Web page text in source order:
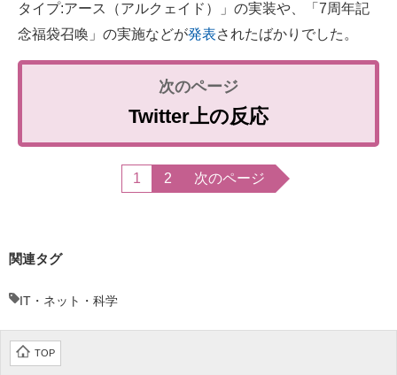
ちょっと気になるネットの話題
タイプ:アース（アルクェイド）」の実装や、「7周年記
念福袋召喚」の実施などが発表されたばかりでした。
Twitter上の反応
1 2 次のページ
関連タグ
IT・ネット・科学
TOP